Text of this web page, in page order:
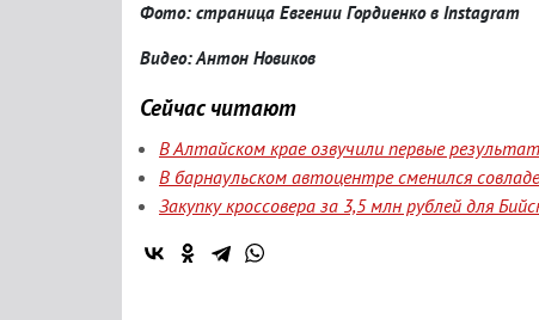
Фото: страница Евгении Гордиенко в Instagram
Видео: Антон Новиков
Сейчас читают
В Алтайском крае озвучили первые
В барнаульском автоцентре сменился
Закупку кроссовера за 3,5 млн рублей для